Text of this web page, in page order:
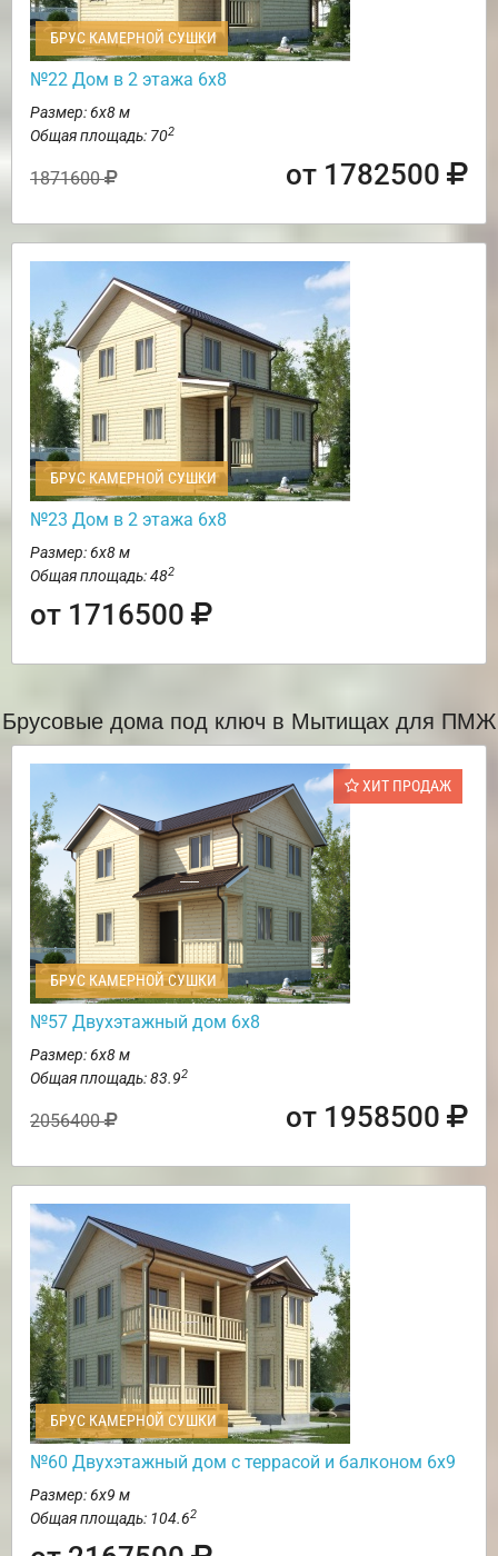
БРУС КАМЕРНОЙ СУШКИ
№22 Дом в 2 этажа 6х8
Размер: 6х8 м
Общая площадь: 702
1871600 от 1782500
БРУС КАМЕРНОЙ СУШКИ
№23 Дом в 2 этажа 6х8
Размер: 6х8 м
Общая площадь: 482
от 1716500
Брусовые дома под ключ в Мытищах для ПМЖ
ХИТ ПРОДАЖ
БРУС КАМЕРНОЙ СУШКИ
№57 Двухэтажный дом 6х8
Размер: 6х8 м
Общая площадь: 83.92
2056400 от 1958500
БРУС КАМЕРНОЙ СУШКИ
№60 Двухэтажный дом с террасой и балконом 6х9
Размер: 6х9 м
Общая площадь: 104.62